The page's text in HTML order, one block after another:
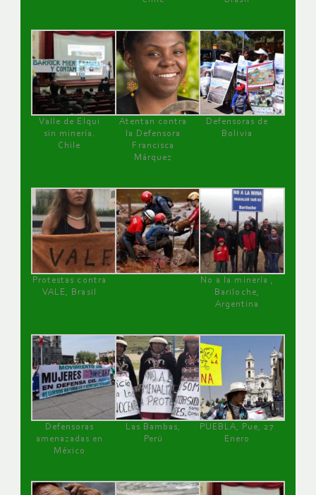
Valle de Elqui
sin minería.
Chile
Atentan contra
la Defensora
Francisca
Márquez
Defensoras de
Bolivia
Protestas contra
VALE, Brasil
No a la minería ,
Bariloche,
Argentina
Defensoras
amenazadas en
México
Las Bambas,
Perú
PUEBLA, Pue, 27
Enero